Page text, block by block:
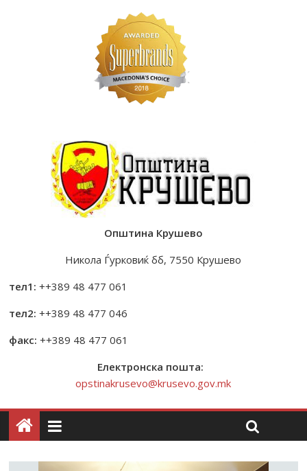
Општина Крушево
Никола Ѓурковиќ бб, 7550 Крушево
тел1: ++389 48 477 061
тел2: ++389 48 477 046
факс: ++389 48 477 061
Електронска пошта:
opstinakrusevo@krusevo.gov.mk